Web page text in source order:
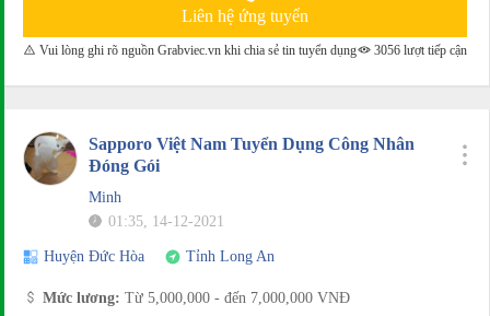
Liên hệ ứng tuyển
Vui lòng ghi rõ nguồn Grabviec.vn khi chia sẻ tin tuyển dụng 3056 lượt tiếp cận
Sapporo Việt Nam Tuyển Dụng Công Nhân
Đóng Gói
Minh
01:35, 14-12-2021
Huyện Đức Hòa Tỉnh Long An
Mức lương: Từ 5,000,000 - đến 7,000,000 VNĐ